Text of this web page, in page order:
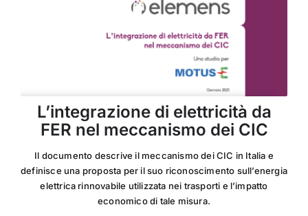
L’integrazione di elettricità da
FER nel meccanismo dei CIC
Il documento descrive il meccanismo dei CIC in Italia e
definisce una proposta per il suo riconoscimento sull’energia
elettrica rinnovabile utilizzata nei trasporti e l’impatto
economico di tale misura.